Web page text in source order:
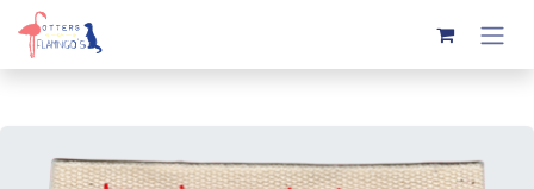
Overslaan naar inhoud